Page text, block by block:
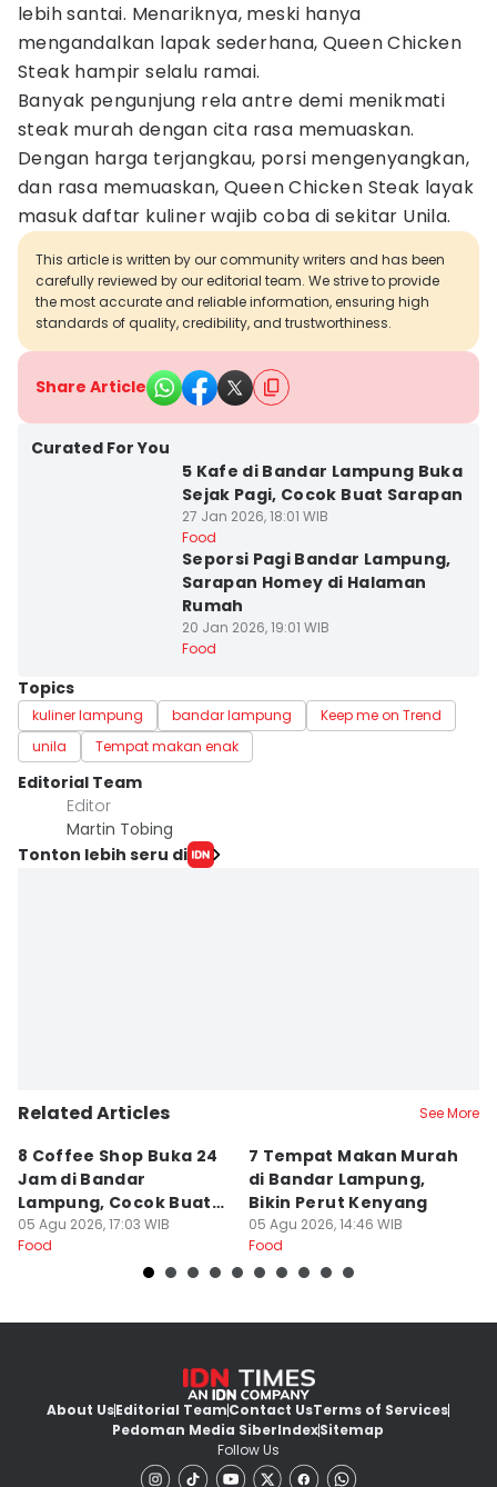
lebih santai. Menariknya, meski hanya
mengandalkan lapak sederhana, Queen Chicken
Steak hampir selalu ramai.
Banyak pengunjung rela antre demi menikmati
steak murah dengan cita rasa memuaskan.
Dengan harga terjangkau, porsi mengenyangkan,
dan rasa memuaskan, Queen Chicken Steak layak
masuk daftar kuliner wajib coba di sekitar Unila.
This article is written by our community writers and has been
carefully reviewed by our editorial team. We strive to provide
the most accurate and reliable information, ensuring high
standards of quality, credibility, and trustworthiness.
Share Article
Curated For You
5 Kafe di Bandar Lampung Buka
Sejak Pagi, Cocok Buat Sarapan
27 Jan 2026, 18:01 WIB
Food
Seporsi Pagi Bandar Lampung,
Sarapan Homey di Halaman
Rumah
20 Jan 2026, 19:01 WIB
Food
Topics
kuliner lampung bandar lampung
Keep me on Trend
unila
Tempat makan enak
Editorial Team
Editor
Martin Tobing
Tonton lebih seru di
Related Articles See More
8 Coffee Shop Buka 24
Jam di Bandar
Lampung, Cocok Buat
Begadang
05 Agu 2026, 17:03 WIB
Food
7 Tempat Makan Murah
di Bandar Lampung,
Bikin Perut Kenyang
05 Agu 2026, 14:46 WIB
Food
About UsEditorial TeamContact UsTerms of Services
Pedoman Media SiberIndexSitemap
Follow Us